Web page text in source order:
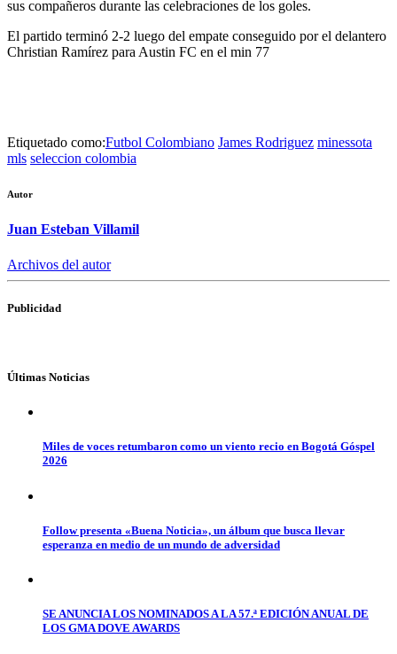
sus compañeros durante las celebraciones de los goles.
El partido terminó 2-2 luego del empate conseguido por el delantero
Christian Ramírez para Austin FC en el min 77
Etiquetado como:Futbol Colombiano James Rodriguez minessota
mls seleccion colombia
Autor
Juan Esteban Villamil
Archivos del autor
Publicidad
Últimas Noticias
Miles de voces retumbaron como un viento recio en Bogotá Góspel
2026
Follow presenta «Buena Noticia», un álbum que busca llevar
esperanza en medio de un mundo de adversidad
SE ANUNCIA LOS NOMINADOS A LA 57.ª EDICIÓN ANUAL DE
LOS GMA DOVE AWARDS